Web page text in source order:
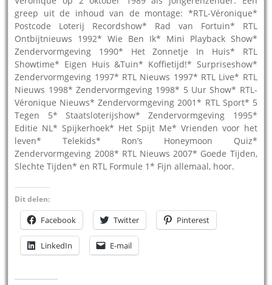
greep uit de inhoud van de montage: *RTL-Véronique*
Postcode Loterij Recordshow* Rad van Fortuin* RTL
Ontbijtnieuws 1992* Wie Ben Ik* Mini Playback Show*
Zendervormgeving 1990* Het Zonnetje In Huis* RTL
Showtime* Eigen Huis &Tuin* Koffietijd!* Surpriseshow*
Zendervormgeving 1997* RTL Nieuws 1997* RTL Live* RTL
Nieuws 1998* Zendervormgeving 1998* 5 Uur Show* RTL-
Véronique Nieuws* Zendervormgeving 2001* RTL Sport* 5
Tegen 5* Staatsloterijshow* Zendervormgeving 1995*
Editie NL* Spijkerhoek* Het Spijt Me* Vrienden voor het
leven* Telekids* Ron’s Honeymoon Quiz*
Zendervormgeving 2008* RTL Nieuws 2007* Goede Tijden,
Slechte Tijden* en RTL Formule 1* Fijn allemaal, hoor.
Dit delen:
Facebook Twitter Pinterest
LinkedIn E-mail